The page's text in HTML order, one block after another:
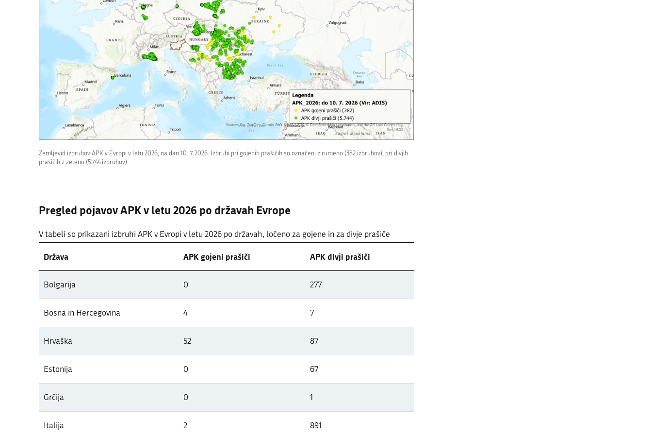
Zemljevid izbruhov APK v Evropi v letu 2026, na dan 10. 7. 2026. Izbruhi pri gojenih prašičih so označeni z rumeno (382 izbruhov), pri divjih
prašičih z zeleno (5.744 izbruhov).
Pregled pojavov APK v letu 2026 po državah Evrope
V tabeli so prikazani izbruhi APK v Evropi v letu 2026 po državah, ločeno za gojene in za divje prašiče
Pregled pojavov APK v letu 2026 po državah Evrope
Država APK gojeni prašiči APK divji prašiči
Bolgarija 0 277
Bosna in Hercegovina 4 7
Hrvaška 52 87
Estonija 0 67
Grčija 0 1
Italija 2 891